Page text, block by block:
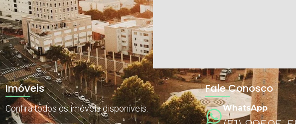
Imóveis
Confira todos os imóveis disponíveis.
Fale Conosco
WhatsApp